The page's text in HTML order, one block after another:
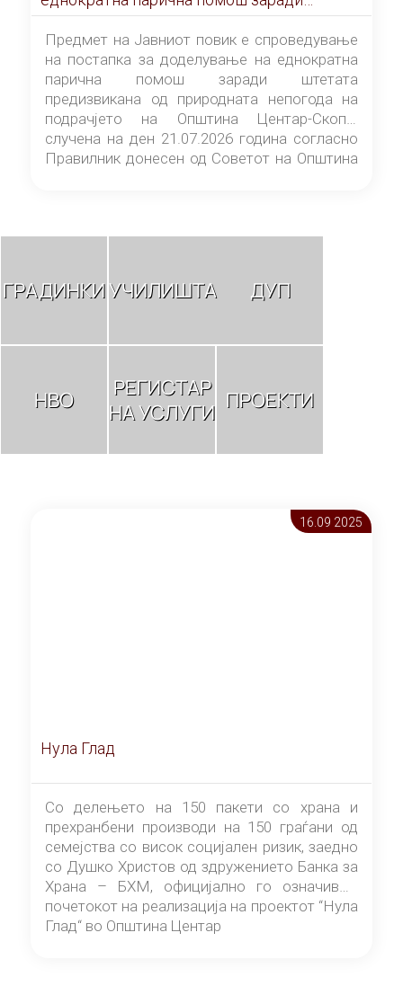
штетата предизвикана од природната
непогода на подрачјето на Општина
Центар-Скопје случена на ден 21.07.2026
година
Предмет на Јавниот повик е спроведување
на постапка за доделување на еднократна
парична помош заради штетата
предизвикана од природната непогода на
подрачјето на Општина Центар-Скопје
случена на ден 21.07.2026 година согласно
Правилник донесен од Советот на Општина
ГРАДИНКИУЧИЛИШТА ДУП
НВО
РЕГИСТАР
НА УСЛУГИ ПРОЕКТИ
16.09 2025
Нула Глад
Со делењето на 150 пакети со храна и
прехранбени производи на 150 граѓани од
семејства со висок социјален ризик, заедно
со Душко Христов од здружението Банка за
Храна – БХМ, официјално го означивме
почетокот на реализација на проектот “Нула
Глад“ во Општина Центар